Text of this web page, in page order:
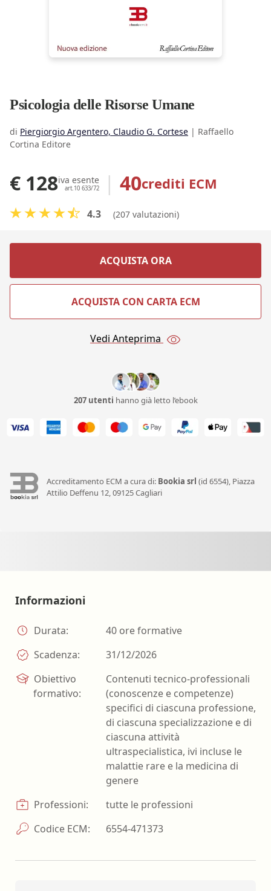
Psicologia delle Risorse Umane
di Piergiorgio Argentero, Claudio G. Cortese | Raffaello
Cortina Editore
€ 128iva esente
art.10 633/72 | 40crediti ECM
4.3 (207 valutazioni)
ACQUISTA ORA
ACQUISTA CON CARTA ECM
Vedi Anteprima
207 utenti hanno già letto l’ebook
Accreditamento ECM a cura di: Bookia srl (id 6554), Piazza
Attilio Deffenu 12, 09125 Cagliari
Informazioni
Durata:
40 ore formative
Scadenza:
31/12/2026
Obiettivo
formativo:
Contenuti tecnico-professionali
(conoscenze e competenze)
specifici di ciascuna professione,
di ciascuna specializzazione e di
ciascuna attività
ultraspecialistica, ivi incluse le
malattie rare e la medicina di
genere
Professioni:
tutte le professioni
Codice ECM:
6554-471373